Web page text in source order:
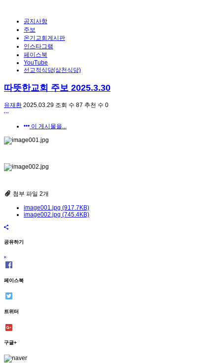
공지사항
주보
온기교회게시판
인스타그램
페이스북
YouTube
선교적식당(삶천식당)
따뜻한교회 주보 2025.3.30
유재환 2025.03.29 조회 수 87 추천 수 0
이 게시물을...
첨부 파일 2개
image001.jpg (917.7KB)
image002.jpg (745.4KB)
공유하기
페이스북
트위터
구글+